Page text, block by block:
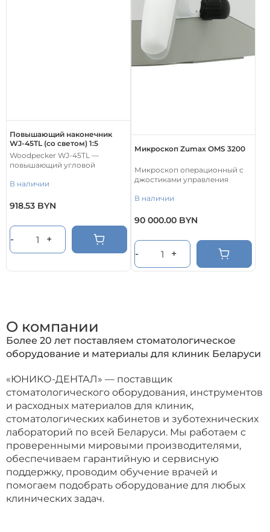
Повышающий наконечник
WJ-45TL (со светом) 1:5
Woodpecker WJ-45TL —
повышающий угловой
LED-подсветкой и
Развивает скорость до 200
контроль препарирования.
Оснащен немецкими
керамическими
четырехточечным спреем,
В наличии
918.53 BYN
- +
Микроскоп Zumax OMS 3200
Микроскоп операционный с
джостиками управления
В наличии
90 000.00 BYN
- +
О компании
Более 20 лет поставляем стоматологическое
оборудование и материалы для клиник Беларуси
«ЮНИКО-ДЕНТАЛ» — поставщик
стоматологического оборудования, инструментов
и расходных материалов для клиник,
стоматологических кабинетов и зуботехнических
лабораторий по всей Беларуси. Мы работаем с
проверенными мировыми производителями,
обеспечиваем гарантийную и сервисную
поддержку, проводим обучение врачей и
помогаем подобрать оборудование для любых
клинических задач.